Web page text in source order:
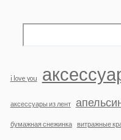
i love you
аксессуары из лент
бумажная снежинка витражные